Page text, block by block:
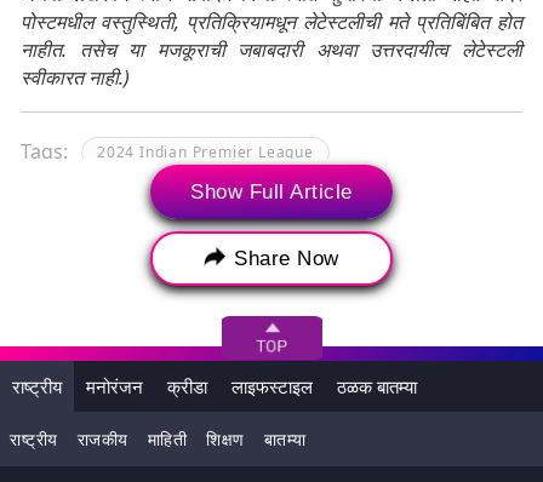
पोस्टमधील वस्तुस्थिती, प्रतिक्रियामधून लेटेस्टलीची मते प्रतिबिंबित होत
नाहीत. तसेच या मजकूराची जबाबदारी अथवा उत्तरदायीत्व लेटेस्टली
स्वीकारत नाही.)
Tags: 2024 Indian Premier League
2024 इंडियन प्रीमियर लीग Abhishek Sharma
Heinrich Klassen Indian Premier League
Indian Premier League 2024 IPL IPL 2024
SRH vs MI
अभिषेक शर्मा आयपीएल आयपीएल 2024
Show Full Article
Share Now
राष्ट्रीय मनोरंजन क्रीडा लाइफस्टाइल ठळक बातम्या
राष्ट्रीय राजकीय माहिती शिक्षण बातम्या